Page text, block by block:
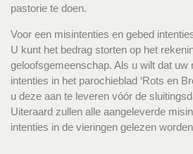
pastorie te doen.
Voor een misintenties en gebed
U kunt het bedrag storten op het
geloofsgemeenschap. Als u wilt dat uw
intenties in het parochieblad ‘Rots en
u deze aan te leveren vóór de
Uiteraard zullen alle aangeleverde
intenties in de vieringen gelezen